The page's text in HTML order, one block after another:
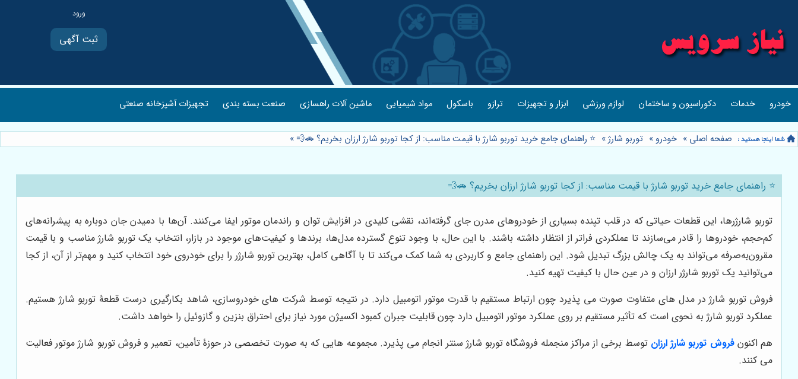
ثبت آگهی
خودرو خدمات دکوراسیون و ساختمان لوازم ورزشی ابزار و تجهیزات ترازو باسکول مواد شیمیایی ماشین آلات راهسازی صنعت بسته بندی تجهیزات آشپزخانه صنعتی
صفحه اصلی » خودرو » توربو شارژ» ⭐️ راهنمای جامع خرید توربو شارژ با قیمت مناسب: از کجا توربو شارژ ارزان بخریم؟ 🚗💨 »
⭐️ راهنمای جامع خرید توربو شارژ با قیمت مناسب: از کجا توربو شارژ ارزان بخریم؟ 🚗💨
توربو شارژرها، این قطعات حیاتی که در قلب تپنده بسیاری از خودروهای مدرن جای گرفته‌اند، نقشی کلیدی در افزایش توان و راندمان موتور ایفا می‌کنند. آن‌ها با دمیدن جان دوباره به پیشرانه‌های
کم‌حجم، خودروها را قادر می‌سازند تا عملکردی فراتر از انتظار داشته باشند. با این حال، با وجود تنوع گسترده مدل‌ها، برندها و کیفیت‌های موجود در بازار، انتخاب یک توربو شارژ مناسب و با قیمت
مقرون‌به‌صرفه می‌تواند به یک چالش بزرگ تبدیل شود. این راهنمای جامع و کاربردی به شما کمک می‌کند تا با آگاهی کامل، بهترین توربو شارژر را برای خودروی خود انتخاب کنید و مهم‌تر از آن، از کجا
می‌توانید یک توربو شارژر ارزان و در عین حال با کیفیت تهیه کنید.
فروش توربو شارژ در مدل های متفاوت صورت می پذیرد چون ارتباط مستقیم با قدرت موتور اتومبیل دارد. در نتیجه توسط شرکت های خودروسازی، شاهد بکارگیری درست قطعۀ توربو شارژ هستیم.
عملکرد توربو شارژ به نحوی است که تأثیر مستقیم بر روی عملکرد موتور اتومبیل دارد چون قابلیت جبران کمبود اکسیژن مورد نیاز برای احتراق بنزین و گازوئیل را خواهد داشت.
هم اکنونفروش توربو شارژ ارزان توسط برخی از مراکز منجمله فروشگاه توربو شارژ سنتر انجام می پذیرد. مجموعه هایی که به صورت تخصصی در حوزۀ تأمین، تعمیر و فروش توربو شارژ موتور فعالیت
می کنند.